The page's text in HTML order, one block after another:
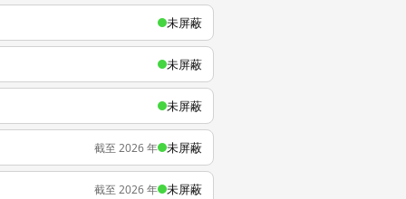
未屏蔽
未屏蔽
未屏蔽
截至 2026 年 未屏蔽
截至 2026 年 未屏蔽